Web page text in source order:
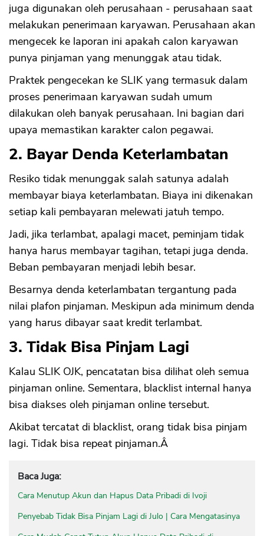
juga digunakan oleh perusahaan - perusahaan saat
melakukan penerimaan karyawan. Perusahaan akan
mengecek ke laporan ini apakah calon karyawan
punya pinjaman yang menunggak atau tidak.
Praktek pengecekan ke SLIK yang termasuk dalam
proses penerimaan karyawan sudah umum
dilakukan oleh banyak perusahaan. Ini bagian dari
upaya memastikan karakter calon pegawai.
2. Bayar Denda Keterlambatan
Resiko tidak menunggak salah satunya adalah
membayar biaya keterlambatan. Biaya ini dikenakan
setiap kali pembayaran melewati jatuh tempo.
Jadi, jika terlambat, apalagi macet, peminjam tidak
hanya harus membayar tagihan, tetapi juga denda.
Beban pembayaran menjadi lebih besar.
Besarnya denda keterlambatan tergantung pada
nilai plafon pinjaman. Meskipun ada minimum denda
yang harus dibayar saat kredit terlambat.
3. Tidak Bisa Pinjam Lagi
Kalau SLIK OJK, pencatatan bisa dilihat oleh semua
pinjaman online. Sementara, blacklist internal hanya
bisa diakses oleh pinjaman online tersebut.
Akibat tercatat di blacklist, orang tidak bisa pinjam
lagi. Tidak bisa repeat pinjaman.Â
Baca Juga:
Cara Menutup Akun dan Hapus Data Pribadi di Ivoji
Penyebab Tidak Bisa Pinjam Lagi di Julo | Cara Mengatasinya